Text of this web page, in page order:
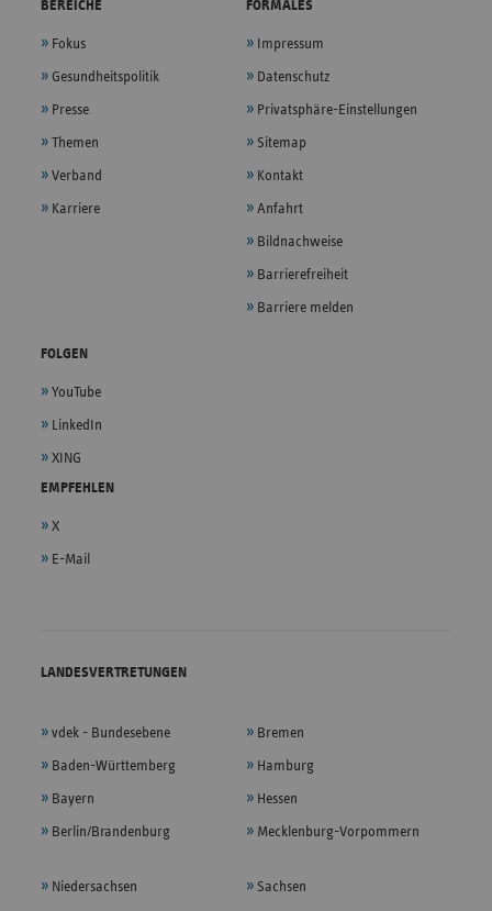
BEREICHE
Fokus
Gesundheitspolitik
Presse
Themen
Verband
Karriere
FORMALES
Impressum
Datenschutz
Privatsphäre-Einstellungen
Sitemap
Kontakt
Anfahrt
Bildnachweise
Barrierefreiheit
Barriere melden
FOLGEN
YouTube
LinkedIn
XING
EMPFEHLEN
X
E-Mail
LANDESVERTRETUNGEN
vdek - Bundesebene
Baden-Württemberg
Bayern
Berlin/Brandenburg
Bremen
Hamburg
Hessen
Mecklenburg-Vorpommern
Niedersachsen Sachsen